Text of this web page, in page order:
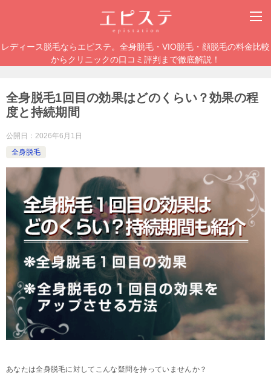
レディース脱毛ならエピステ。全身脱毛・VIO脱毛・顔脱毛の料金比較
からクリニックの口コミ評判まで徹底解説！
全身脱毛1回目の効果はどのくらい？効果の程
度と持続期間
公開日： 2026年6月1日
全身脱毛
あなたは全身脱毛に対してこんな疑問を持っていませんか？